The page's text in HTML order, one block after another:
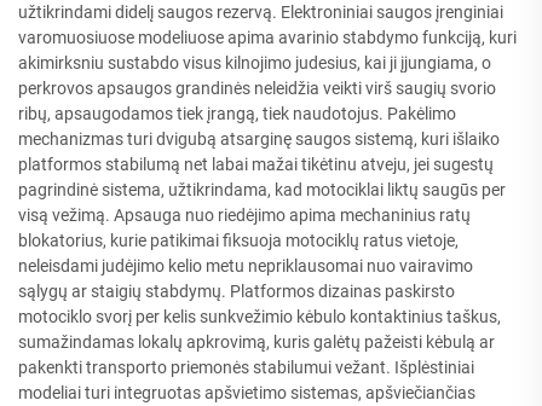
užtikrindami didelį saugos rezervą. Elektroniniai saugos įrenginiai
varomuosiuose modeliuose apima avarinio stabdymo funkciją, kuri
akimirksniu sustabdo visus kilnojimo judesius, kai ji įjungiama, o
perkrovos apsaugos grandinės neleidžia veikti virš saugių svorio
ribų, apsaugodamos tiek įrangą, tiek naudotojus. Pakėlimo
mechanizmas turi dvigubą atsarginę saugos sistemą, kuri išlaiko
platformos stabilumą net labai mažai tikėtinu atveju, jei sugestų
pagrindinė sistema, užtikrindama, kad motociklai liktų saugūs per
visą vežimą. Apsauga nuo riedėjimo apima mechaninius ratų
blokatorius, kurie patikimai fiksuoja motociklų ratus vietoje,
neleisdami judėjimo kelio metu nepriklausomai nuo vairavimo
sąlygų ar staigių stabdymų. Platformos dizainas paskirsto
motociklo svorį per kelis sunkvežimio kėbulo kontaktinius taškus,
sumažindamas lokalų apkrovimą, kuris galėtų pažeisti kėbulą ar
pakenkti transporto priemonės stabilumui vežant. Išplėstiniai
modeliai turi integruotas apšvietimo sistemas, apšviečiančias